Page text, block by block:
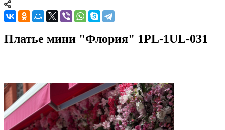
Платье мини "Флория" 1PL-1UL-031